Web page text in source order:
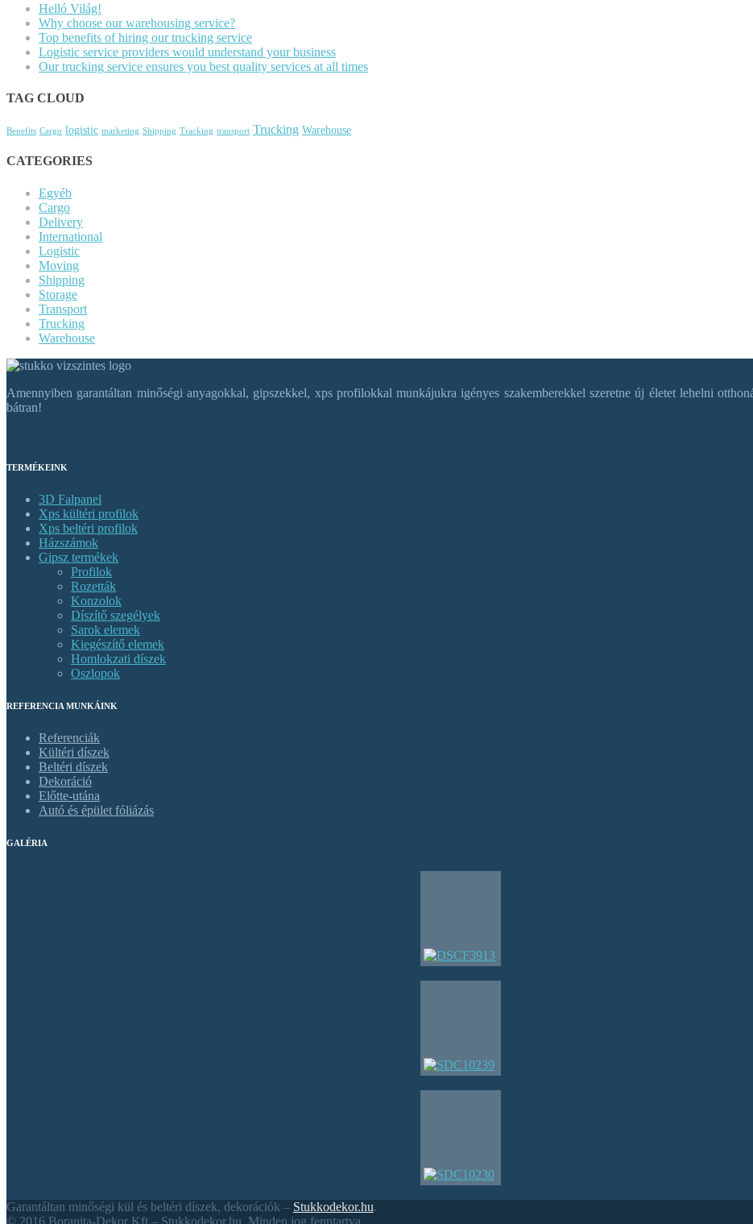
Helló Világ!
Why choose our warehousing service?
Top benefits of hiring our trucking service
Logistic service providers would understand your business
Our trucking service ensures you best quality services at all times
TAG CLOUD
Benefits Cargo logistic marketing Shipping Tracking transport Trucking Warehouse
CATEGORIES
Egyéb
Cargo
Delivery
International
Logistic
Moving
Shipping
Storage
Transport
Trucking
Warehouse
Amennyiben garantáltan minőségi anyagokkal, gipszekkel, xps profilokkal munkájukra igényes szakemberekkel szeretne új életet lehelni
bátran!
TERMÉKEINK
3D Falpanel
Xps kültéri profilok
Xps beltéri profilok
Házszámok
Gipsz termékek
Profilok
Rozetták
Konzolok
Díszítő szegélyek
Sarok elemek
Kiegészítő elemek
Homlokzati díszek
Oszlopok
REFERENCIA MUNKÁINK
Referenciák
Kültéri díszek
Beltéri díszek
Dekoráció
Előtte-utána
Autó és épület fóliázás
GALÉRIA
Garantáltan minőségi kül és beltéri díszek, dekorációk – Stukkodekor.hu.
© 2016 Boranita-Dekor Kft – Stukkodekor.hu. Minden jog fenntartva.